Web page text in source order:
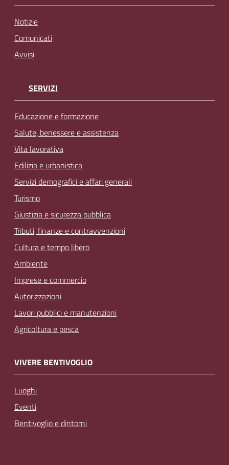
Notizie
Comunicati
Avvisi
SERVIZI
Educazione e formazione
Salute, benessere e assistenza
Vita lavorativa
Edilizia e urbanistica
Servizi demografici e affari generali
Turismo
Giustizia e sicurezza pubblica
Tributi, finanze e contravvenzioni
Cultura e tempo libero
Ambiente
Imprese e commercio
Autorizzazioni
Lavori pubblici e manutenzioni
Agricoltura e pesca
VIVERE BENTIVOGLIO
Luoghi
Eventi
Bentivoglio e dintorni